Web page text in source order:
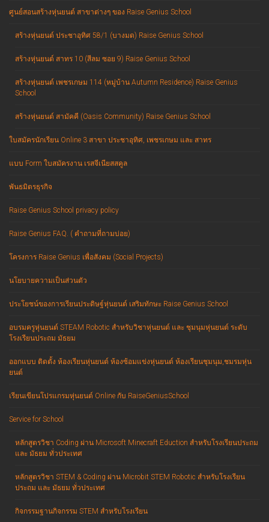
ศูนย์สอนสร้างหุ่นยนต์ สาขาต่างๆ ของ Raise Genius School
สร้างหุ่นยนต์ ประชาอุทิศ 58/1 (บางมด) Raise Genius School
สร้างหุ่นยนต์ สาทร 10 (สีลม ซอย 9) Raise Genius School
สร้างหุ่นยนต์ เพชรเกษม 114 (หมู่บ้าน Autumn Residence) Raise Genius
School
สร้างหุ่นยนต์ สามัคคี (Oasis Community) Raise Genius School
ใบสมัครนักเรียน Online 3 สาขา ประชาอุทิศ, เพชรเกษม และ สาทร
แบบ Form ใบสมัครงาน เรสจีเนียสสคูล
พันธมิตรธุรกิจ
Raise Genius School privacy policy
Raise Genius FAQ. ( คำถามที่ถามบ่อย)
โครงการ Raise Genius เพื่อสังคม (Social Projects)
นโยบายความเป็นส่วนตัว
ประโยชน์ของการเรียนประดิษฐ์หุ่นยนต์ เสริมทักษะ Raise Genius School
อบรมครูหุ่นยนต์ STEAM Robotic สำหรับวิชาหุ่นยนต์ และ ชุมนุมหุ่นยนต์ ระดับ
โรงเรียนประถม มัธยม
ออกแบบ ติดตั้ง ห้องเรียนหุ่นยนต์ ห้องซ้อมแข่งหุ่นยนต์ ห้องเรียนชุมนุม,ชมรมหุ่น
ยนต์
เรียนเขียนโปรแกรมหุ่นยนต์ Online กับ RaiseGeniusSchool
Service for School
หลักสูตรวิชา Coding ผ่าน Microsoft Minecraft Eduction สำหรับโรงเรียนประถม
และ มัธยม ทั่วประเทศ
หลักสูตรวิชา STEM & Coding ผ่าน Microbit STEM Robotic สำหรับโรงเรียน
ประถม และ มัธยม ทั่วประเทศ
กิจกรรมฐานกิจกรรม STEM สำหรับโรงเรียน